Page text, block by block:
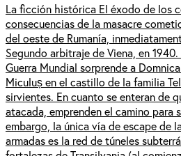
La ficción histórica El éxodo de los
consecuencias de la masacre
del oeste de Rumanía,
Segundo arbitraje de Viena, en
Guerra Mundial sorprende a
Miculuș en el castillo de la familia
sirvientes. En cuanto se enteran de
atacada, emprenden el camino para
embargo, la única vía de escape de
armadas es la red de túneles